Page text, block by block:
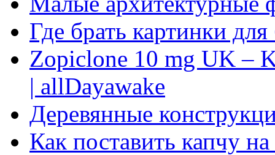
Где брать картинки
Zopiclone 10 mg UK –
| allDayawake
Деревянные
Как поставить капчу